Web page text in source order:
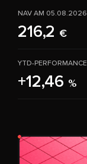
NAV AM 05.08.2026
216,2 €
YTD-PERFORMANCE
+12,46 %